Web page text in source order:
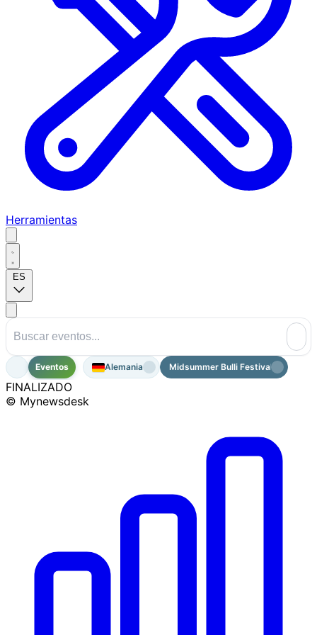
Herramientas
ES
Eventos Alemania Midsummer Bulli Festival 2026
FINALIZADO
© Mynewsdesk